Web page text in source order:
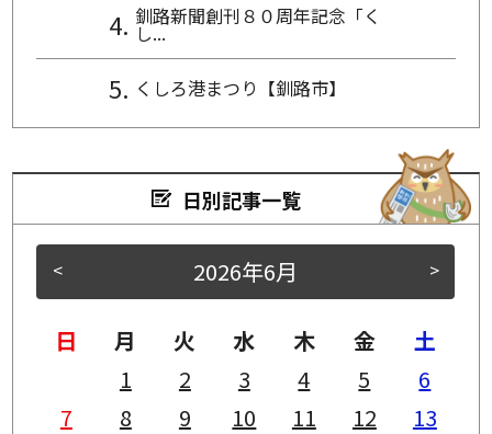
釧路新聞創刊８０周年記念「く
し...
くしろ港まつり【釧路市】
日別記事一覧
< >
2026年6月
日 月 火 水 木 金
土
1
2 3 4 5
6
7
8 9 10 11 12
13